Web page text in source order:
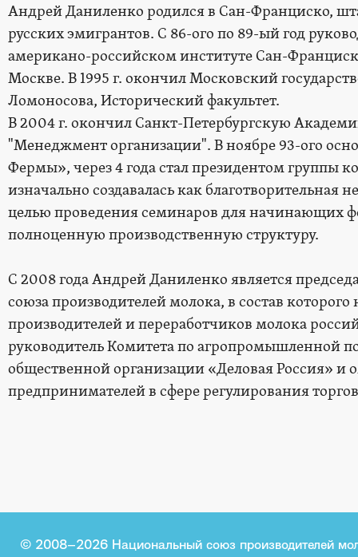
Андрей Даниленко родился в Сан-Франциско,
русских эмигрантов. С 86-ого по 89-ый год
американо-российском институте Сан-
Москве. В 1995 г. окончил Московский
Ломоносова, Исторический факультет.
В 2004 г. окончил Санкт-Петербургскую
"Менеджмент организации". В ноябре 93-ого
Фермы», через 4 года стал президентом группы
изначально создавалась как благотворительная
целью проведения семинаров для начинающих
полноценную производственную структуру.
С 2008 года Андрей Даниленко является
союза производителей молока, в состав
производителей и переработчиков молока
руководитель Комитета по агропромышленной
общественной организации «Деловая Россия» и
предпринимателей в сфере регулирования
© 2008–2026 Национальный союз производителей